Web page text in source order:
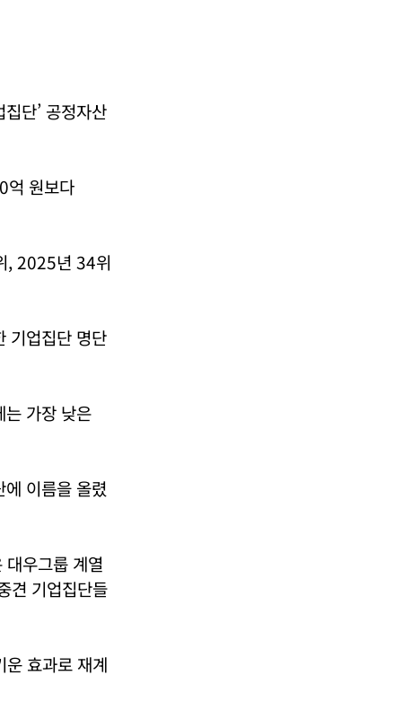
단’ 공정자산
억 원보다
, 2025년 34위
기업집단 명단
가장 낮은
이름을 올렸
우그룹 계열
견 기업집단들
효과로 재계